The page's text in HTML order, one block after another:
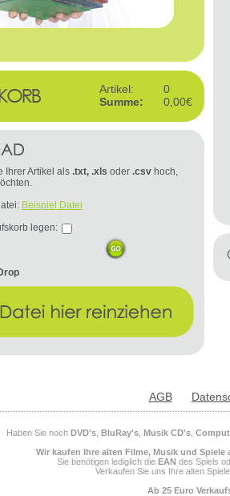
Artikel:
0
Summe:
0,00€
Ihrer Artikel als .txt, .xls oder .csv hoch,
Beispiel Datei
legen:
AGB
Haben Sie noch DVD's, BluRay's, Musik CD's,
Wir kaufen Ihre alten Filme, Musik und Spiele
Sie benötigen lediglich die EAN des Spiels
Verkaufen Sie uns Ihre alten
Ab 25 Euro